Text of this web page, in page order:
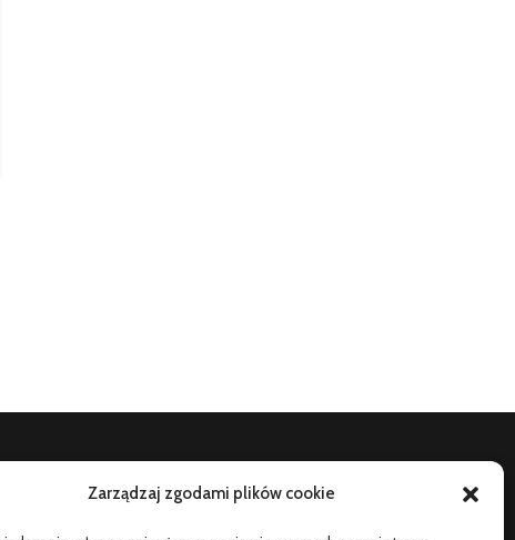
Zarządzaj zgodami plików cookie